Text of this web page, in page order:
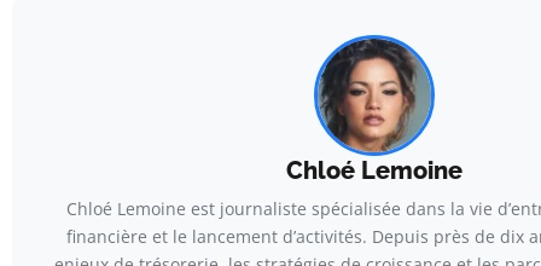
Chloé Lemoine
Chloé Lemoine est journaliste spécialisée dans la vie
financière et le lancement d’activités. Depuis près de dix